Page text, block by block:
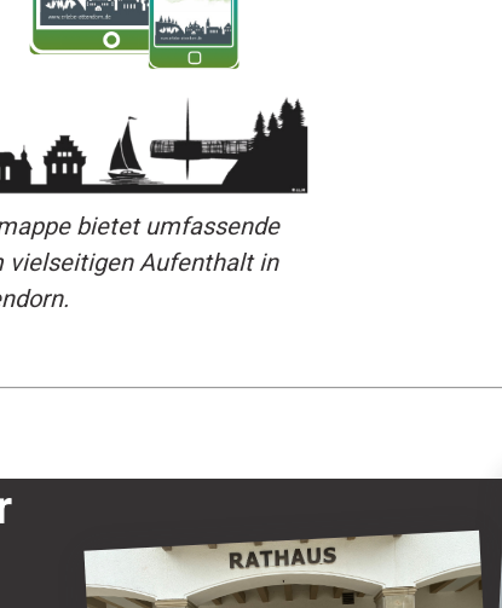
bietet umfassende
vielseitigen Aufenthalt in
Nǐ hǎo in Attendorn